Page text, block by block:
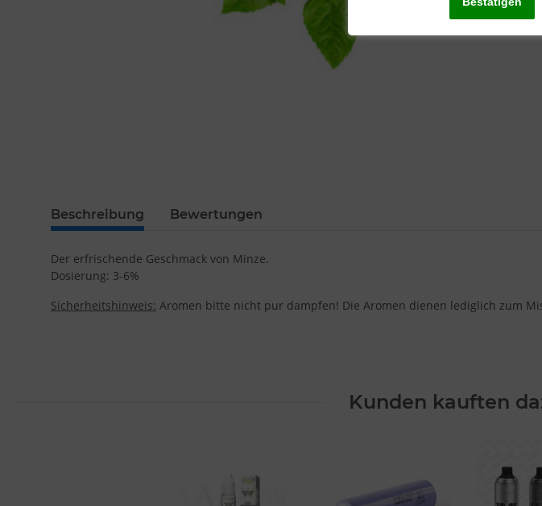
Beschreibung Bewertungen
Der erfrischende Geschmack von Minze.
Dosierung: 3-6%
Sicherheitshinweis: Aromen bitte nicht pur dampfen! Die Aromen dienen lediglich zum
Kunden kauften